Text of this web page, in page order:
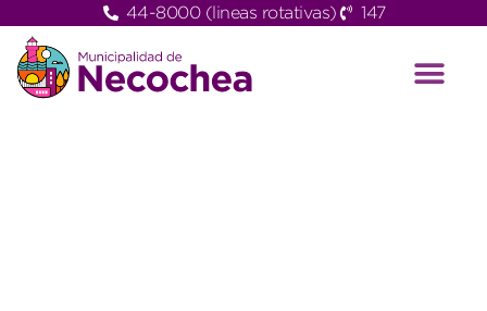
44-8000 (lineas rotativas) 147